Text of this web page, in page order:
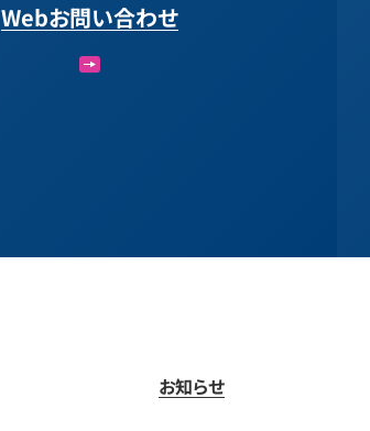
Webお問い合わせ
お知らせ